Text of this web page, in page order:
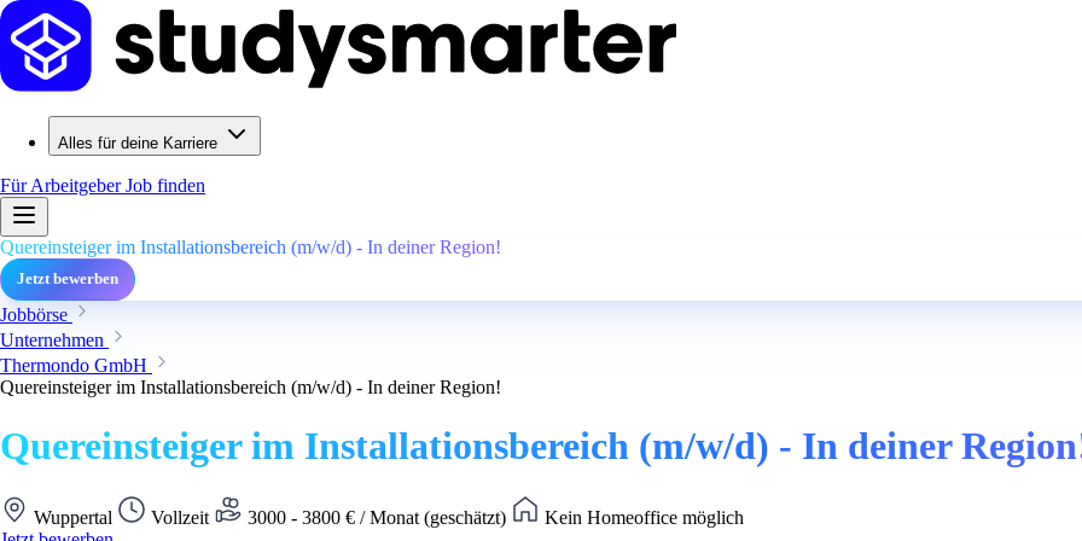
Alles für deine Karriere
Für ArbeitgeberJob finden
Quereinsteiger im Installationsbereich (m/w/d) - In deiner Region!
Jetzt bewerben
Jobbörse
Unternehmen
Thermondo GmbH
Quereinsteiger im Installationsbereich (m/w/d) - In deiner Region!
Quereinsteiger im Installationsbereich (m/w/d) - In deiner
Wuppertal Vollzeit 3000 - 3800 € / Monat (geschätzt)
Kein Homeoffice möglich